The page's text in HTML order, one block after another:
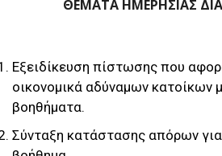
ΘΕΜΑΤΑ ΗΜΕΡΗΣΙΑΣ
Εξειδίκευση πίστωσης που
οικονομικά αδύναμων κατοίκων
βοηθήματα.
Σύνταξη κατάστασης απόρων για